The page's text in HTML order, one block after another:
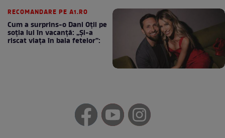
RECOMANDARE PE A1.RO
Cum a surprins-o Dani Oțil pe
soția lui în vacanță: „Și-a
riscat viața în baia fetelor”: